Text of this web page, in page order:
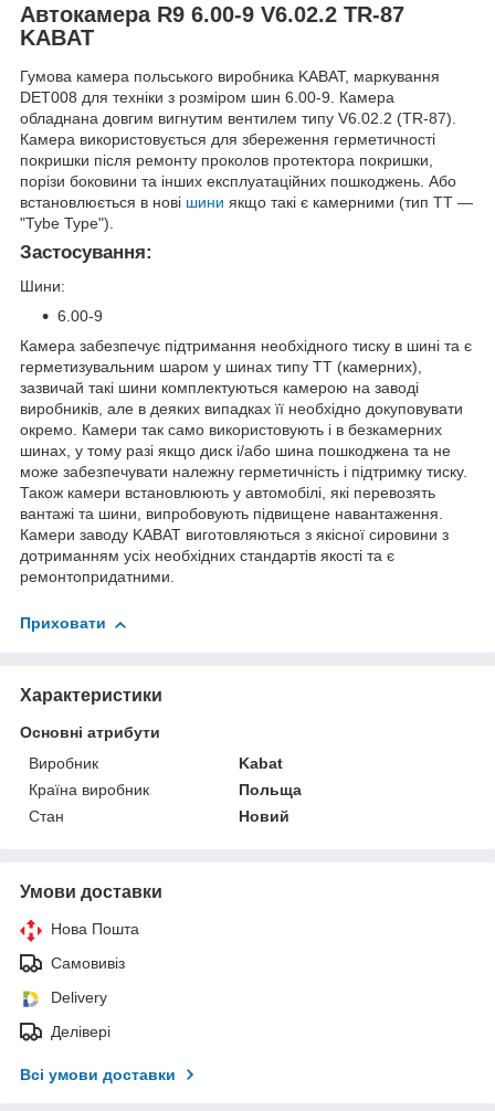
Автокамера R9 6.00-9 V6.02.2 TR-87
KABAT
Гумова камера польського виробника KABAT, маркування
DET008 для техніки з розміром шин 6.00-9. Камера
обладнана довгим вигнутим вентилем типу V6.02.2 (TR-87).
Камера використовується для збереження герметичності
покришки після ремонту проколов протектора покришки,
порізи боковини та інших експлуатаційних пошкоджень. Або
встановлюється в нові шини якщо такі є камерними (тип ТТ —
"Tybe Type").
Застосування:
Шини:
6.00-9
Камера забезпечує підтримання необхідного тиску в шині та є
герметизувальним шаром у шинах типу ТТ (камерних),
зазвичай такі шини комплектуються камерою на заводі
виробників, але в деяких випадках її необхідно докуповувати
окремо. Камери так само використовують і в безкамерних
шинах, у тому разі якщо диск і/або шина пошкоджена та не
може забезпечувати належну герметичність і підтримку тиску.
Також камери встановлюють у автомобілі, які перевозять
вантажі та шини, випробовують підвищене навантаження.
Камери заводу KABAT виготовляються з якісної сировини з
дотриманням усіх необхідних стандартів якості та є
ремонтопридатними.
Приховати
Характеристики
Основні атрибути
Виробник
Kabat
Країна виробник
Польща
Стан
Новий
Умови доставки
Нова Пошта
Самовивіз
Delivery
Делівері
Всі умови доставки